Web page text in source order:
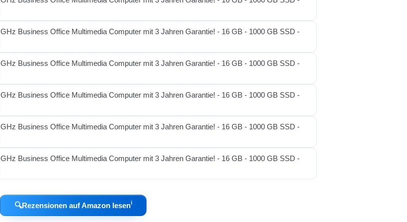
🔍Rezensionen auf Amazon lesenℹ︎